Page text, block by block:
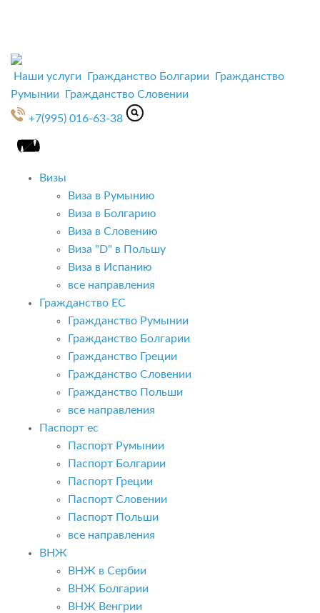
Наши услуги Гражданство Болгарии
Гражданство
Румынии
Гражданство Словении
+7(995) 016-63-38
Визы
Виза в Румынию
Виза в Болгарию
Виза в Словению
Виза "D" в Польшу
Виза в Испанию
все направления
Гражданство ЕС
Гражданство Румынии
Гражданство Болгарии
Гражданство Греции
Гражданство Словении
Гражданство Польши
все направления
Паспорт ес
Паспорт Румынии
Паспорт Болгарии
Паспорт Греции
Паспорт Словении
Паспорт Польши
все направления
ВНЖ
ВНЖ в Сербии
ВНЖ Болгарии
ВНЖ Венгрии